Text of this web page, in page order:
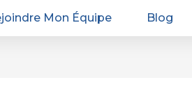
Mon Équipe Blog